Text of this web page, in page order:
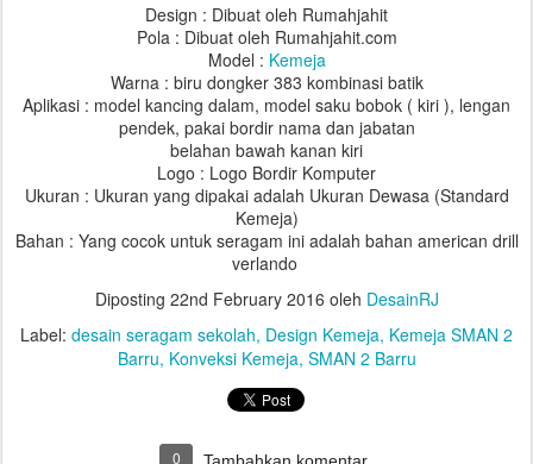
Design : Dibuat oleh Rumahjahit
Pola : Dibuat oleh Rumahjahit.com
Model : Kemeja
Warna : biru dongker 383 kombinasi batik
Aplikasi : model kancing dalam, model saku bobok ( kiri ), lengan
pendek, pakai bordir nama dan jabatan
belahan bawah kanan kiri
Logo : Logo Bordir Komputer
Ukuran : Ukuran yang dipakai adalah Ukuran Dewasa (Standard
Kemeja)
Bahan : Yang cocok untuk seragam ini adalah bahan american drill
verlando
Diposting 22nd February 2016 oleh DesainRJ
Label: desain seragam sekolah Design Kemeja Kemeja SMAN 2
Barru Konveksi Kemeja SMAN 2 Barru
0 Tambahkan komentar